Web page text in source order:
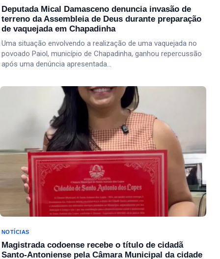
Deputada Mical Damasceno denuncia invasão de
terreno da Assembleia de Deus durante preparação
de vaquejada em Chapadinha
Uma situação envolvendo a realização de uma vaquejada no
povoado Paiol, município de Chapadinha, ganhou repercussão
após uma denúncia apresentada…
NOTÍCIAS
Magistrada codoense recebe o título de cidadã
Santo-Antoniense pela Câmara Municipal da cidade